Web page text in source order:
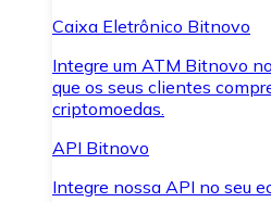
Caixa Eletrônico Bitnovo
Integre um ATM Bitnovo
que os seus clientes
criptomoedas.
API Bitnovo
Integre nossa API no seu